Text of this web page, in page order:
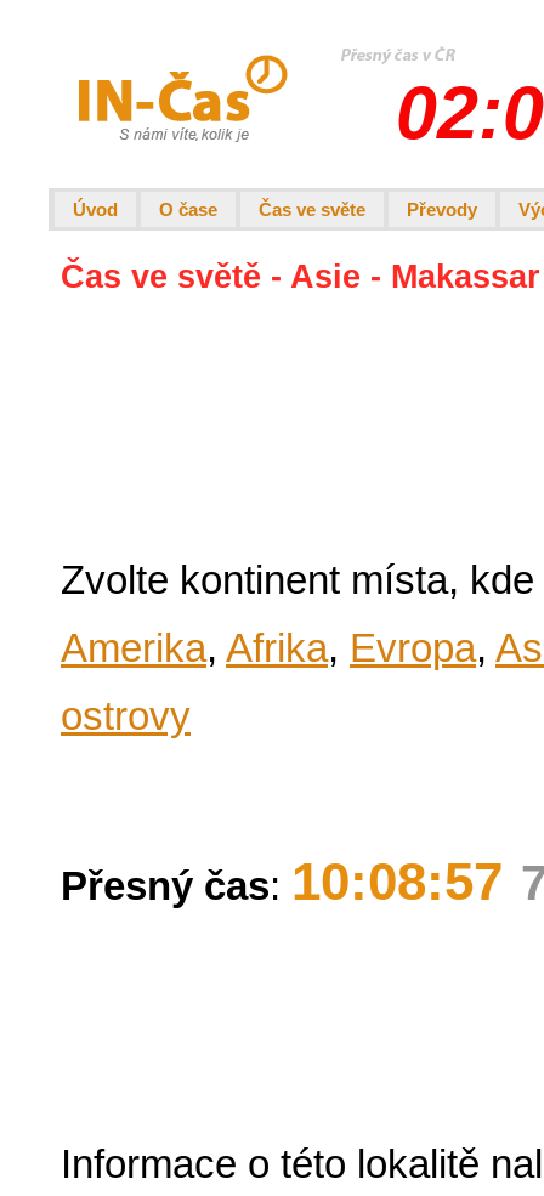
Úvod O čase Čas ve světe Převody
Čas ve světě - Asie - Makassar
Zvolte kontinent místa,
Amerika, Afrika, Evropa,
ostrovy
Přesný čas: 10:08:57
Informace o této lokalitě